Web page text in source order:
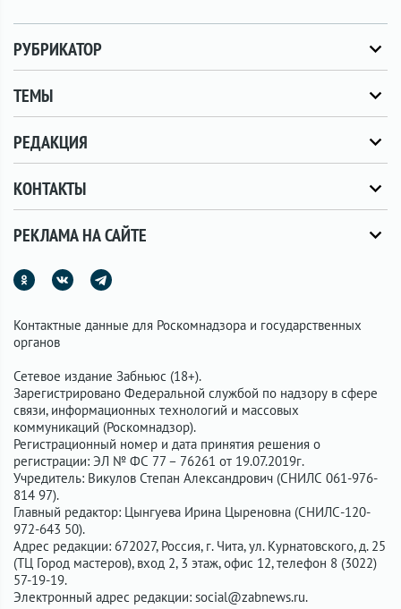
РУБРИКАТОР
ТЕМЫ
РЕДАКЦИЯ
КОНТАКТЫ
РЕКЛАМА НА САЙТЕ
Контактные данные для Роскомнадзора и государственных
органов
Сетевое издание Забньюс (18+).
Зарегистрировано Федеральной службой по надзору в сфере
связи, информационных технологий и массовых
коммуникаций (Роскомнадзор).
Регистрационный номер и дата принятия решения о
регистрации: ЭЛ № ФС 77 – 76261 от 19.07.2019г.
Учредитель: Викулов Степан Александрович (СНИЛС 061-976-
814 97).
Главный редактор: Цынгуева Ирина Цыреновна (СНИЛС-120-
972-643 50).
Адрес редакции: 672027, Россия, г. Чита, ул. Курнатовского, д. 25
(ТЦ Город мастеров), вход 2, 3 этаж, офис 12, телефон 8 (3022)
57-19-19.
Электронный адрес редакции: social@zabnews.ru.